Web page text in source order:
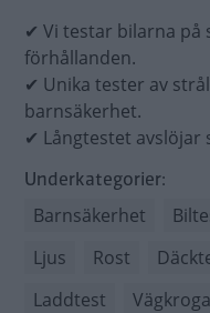
✔ Vi testar bilarna på
förhållanden.
✔ Unika tester av
barnsäkerhet.
✔ Långtestet
Underkategorier:
Barnsäkerhet
Ljus
Rost
Laddtest